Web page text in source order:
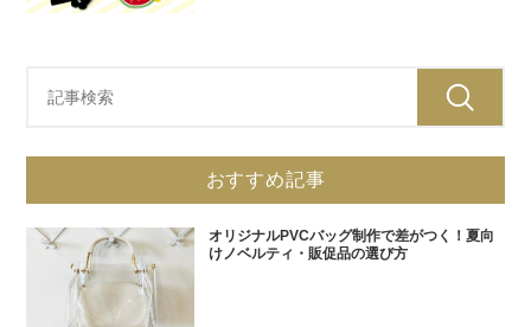
おすすめ記事
オリジナルPVCバッグ制作で差がつく！夏向
けノベルティ・販促品の選び方